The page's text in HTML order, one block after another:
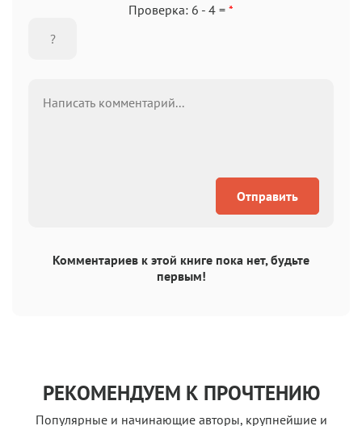
Проверка: 6 - 4 = *
Отправить
Комментариев к этой книге пока нет, будьте
первым!
РЕКОМЕНДУЕМ К ПРОЧТЕНИЮ
Популярные и начинающие авторы, крупнейшие и